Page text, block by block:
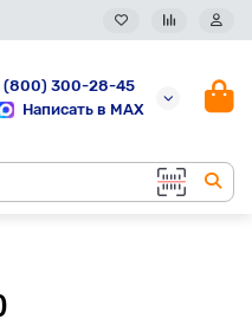
(800) 300-28-45
Написать в MAX